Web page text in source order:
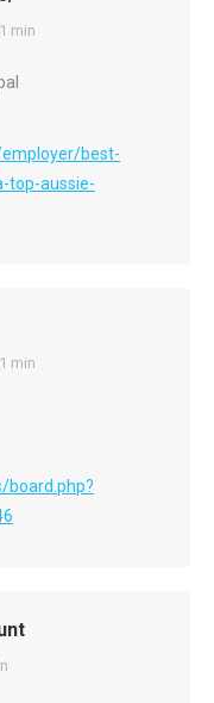
min
best-
top-aussie-
min
board.php?